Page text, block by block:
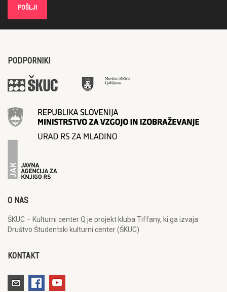
PODPORNIKI
O NAS
ŠKUC – Kulturni center Q je projekt kluba Tiffany, ki ga izvaja
Društvo Študentski kulturni center (ŠKUC).
KONTAKT